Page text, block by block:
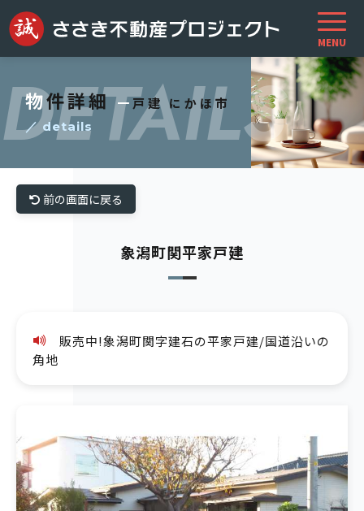
物件詳細 一戸建 にかほ市
／ details
DETAILS
前の画面に戻る
象潟町関平家戸建
販売中!象潟町関字建石の平家戸建/国道沿いの
角地